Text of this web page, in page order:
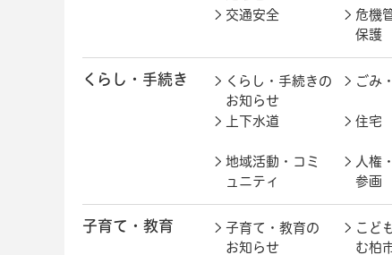
交通安全
危機
保護
くらし・手続き
くらし・手続きの
お知らせ
ごみ
上下水道 住宅
地域活動・コミ
ュニティ
人権
参画
子育て・教育
子育て・教育の
お知らせ
こど
む柏